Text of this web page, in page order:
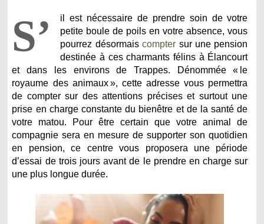
S’
il est nécessaire de prendre soin de votre
petite boule de poils en votre absence, vous
pourrez désormaiscompter sur une pension
destinée à ces charmants félins à Élancourt
et dans les environs de Trappes. Dénommée « le
royaume des animaux », cette adresse vous permettra
de compter sur des attentions précises et surtout une
prise en charge constante du bienêtre et de la santé de
votre matou. Pour être certain que votre animal de
compagnie sera en mesure de supporter son quotidien
en pension, ce centre vous proposera une période
d’essai de trois jours avant de le prendre en charge sur
une plus longue durée.